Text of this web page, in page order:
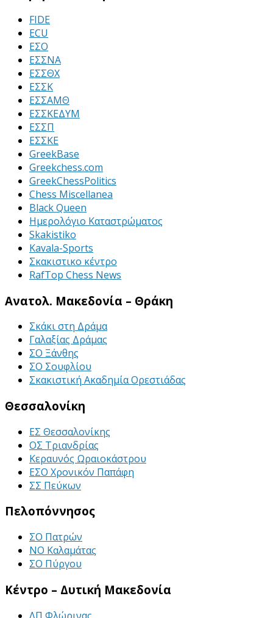
FIDE
ECU
ΕΣΟ
ΕΣΣΝΑ
ΕΣΣΘΧ
ΕΣΣΚ
ΕΣΣΑΜΘ
ΕΣΣΚΕΔΥΜ
ΕΣΣΠ
ΕΣΣΚΕ
GreekBase
Greekchess.com
GreekChessPolitics
Chess Miscellanea
Black Queen
Ημερολόγιο Καταστρώματος
Skakistiko
Kavala-Sports
Σκακιστικο κέντρο
RafTop Chess News
Ανατολ. Μακεδονία – Θράκη
Σκάκι στη Δράμα
Γαλαξίας Δράμας
ΣΟ Ξάνθης
ΣΟ Σουφλίου
Σκακιστική Ακαδημία Ορεστιάδας
Θεσσαλονίκη
ΕΣ Θεσσαλονίκης
ΟΣ Τριανδρίας
Κεραυνός Ωραιοκάστρου
ΕΣΟ Χρονικόν Παπάφη
ΣΣ Πεύκων
Πελοπόννησος
ΣΟ Πατρών
ΝΟ Καλαμάτας
ΣΟ Πύργου
Κέντρο – Δυτική Μακεδονία
ΛΠ Φλώρινας